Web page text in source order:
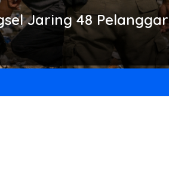
Jaring 48 Pelanggar